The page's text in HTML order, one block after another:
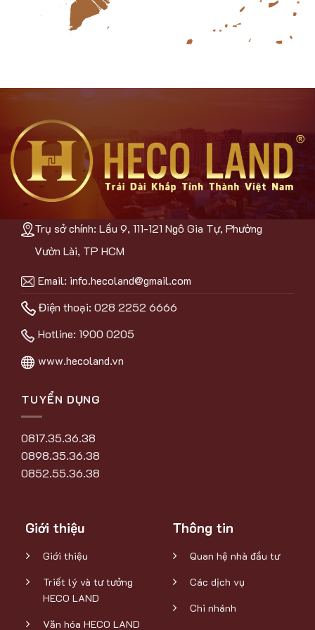
Trụ sở chính: Lầu 9, 111-121 Ngô Gia Tự, Phường
Vườn Lài, TP HCM
Email: info.hecoland@gmail.com
Điện thoại: 028 2252 6666
Hotline: 1900 0205
www.hecoland.vn
TUYỂN DỤNG
0817.35.36.38
0898.35.36.38
0852.55.36.38
Giới thiệu
Giới thiệu
Triết lý và tư tưởng
HECO LAND
Văn hóa HECO LAND
Thông tin
Quan hệ nhà đầu tư
Các dịch vụ
Chi nhánh